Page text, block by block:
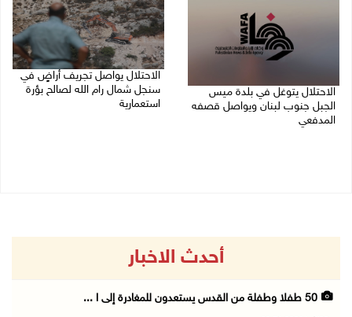
الاحتلال يتوغل في بلدة ميس
الجبل جنوب لبنان ويواصل قصفه
المدفعي
الاحتلال يواصل تجريف أراضٍ في
سنجل شمال رام الله لصالح بؤرة
استعمارية
أحدث الاخبار
50 طفلا وطفلة من القدس يستعدون للمغادرة إلى ا ...